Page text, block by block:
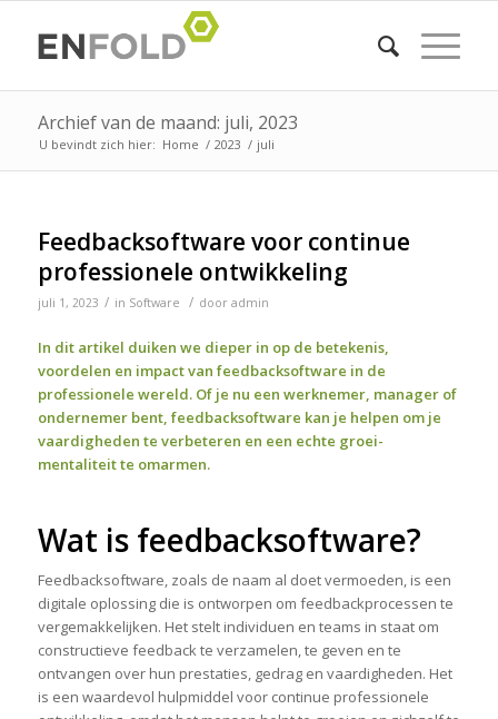
Archief van de maand: juli, 2023
U bevindt zich hier: Home / 2023 / juli
Feedbacksoftware voor continue
professionele ontwikkeling
juli 1, 2023 / in Software / door admin
In dit artikel duiken we dieper in op de betekenis,
voordelen en impact van feedbacksoftware in de
professionele wereld. Of je nu een werknemer, manager of
ondernemer bent, feedbacksoftware kan je helpen om je
vaardigheden te verbeteren en een echte groei-
mentaliteit te omarmen.
Wat is feedbacksoftware?
Feedbacksoftware, zoals de naam al doet vermoeden, is een
digitale oplossing die is ontworpen om feedbackprocessen te
vergemakkelijken. Het stelt individuen en teams in staat om
constructieve feedback te verzamelen, te geven en te
ontvangen over hun prestaties, gedrag en vaardigheden. Het
is een waardevol hulpmiddel voor continue professionele